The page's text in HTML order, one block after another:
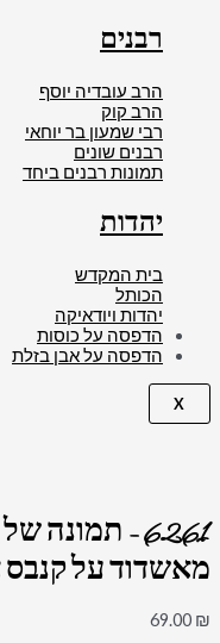
רבנים
הרב עובדיה יוסף
הרב קוק
רבי שמעון בר יוחאי
רבנים שונים
תמונות רבנים ביחד
יהדות
בית המקדש
הכותל
יהדות ויודאיקה
הדפסה על כוסות
הדפסה על אבן בזלת
X
6261 –
מאשדוד על קנבס
69.00 ₪